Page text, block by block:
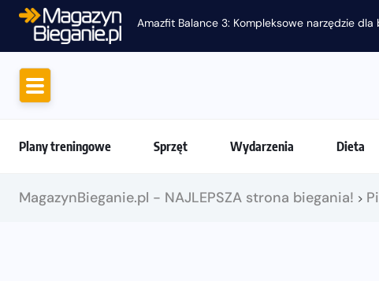
Amazfit Balance 3: Kompleksowe narzędzie
Plany treningowe Sprzęt Wydarzenia Dieta
MagazynBieganie.pl - NAJLEPSZA strona biegania! >